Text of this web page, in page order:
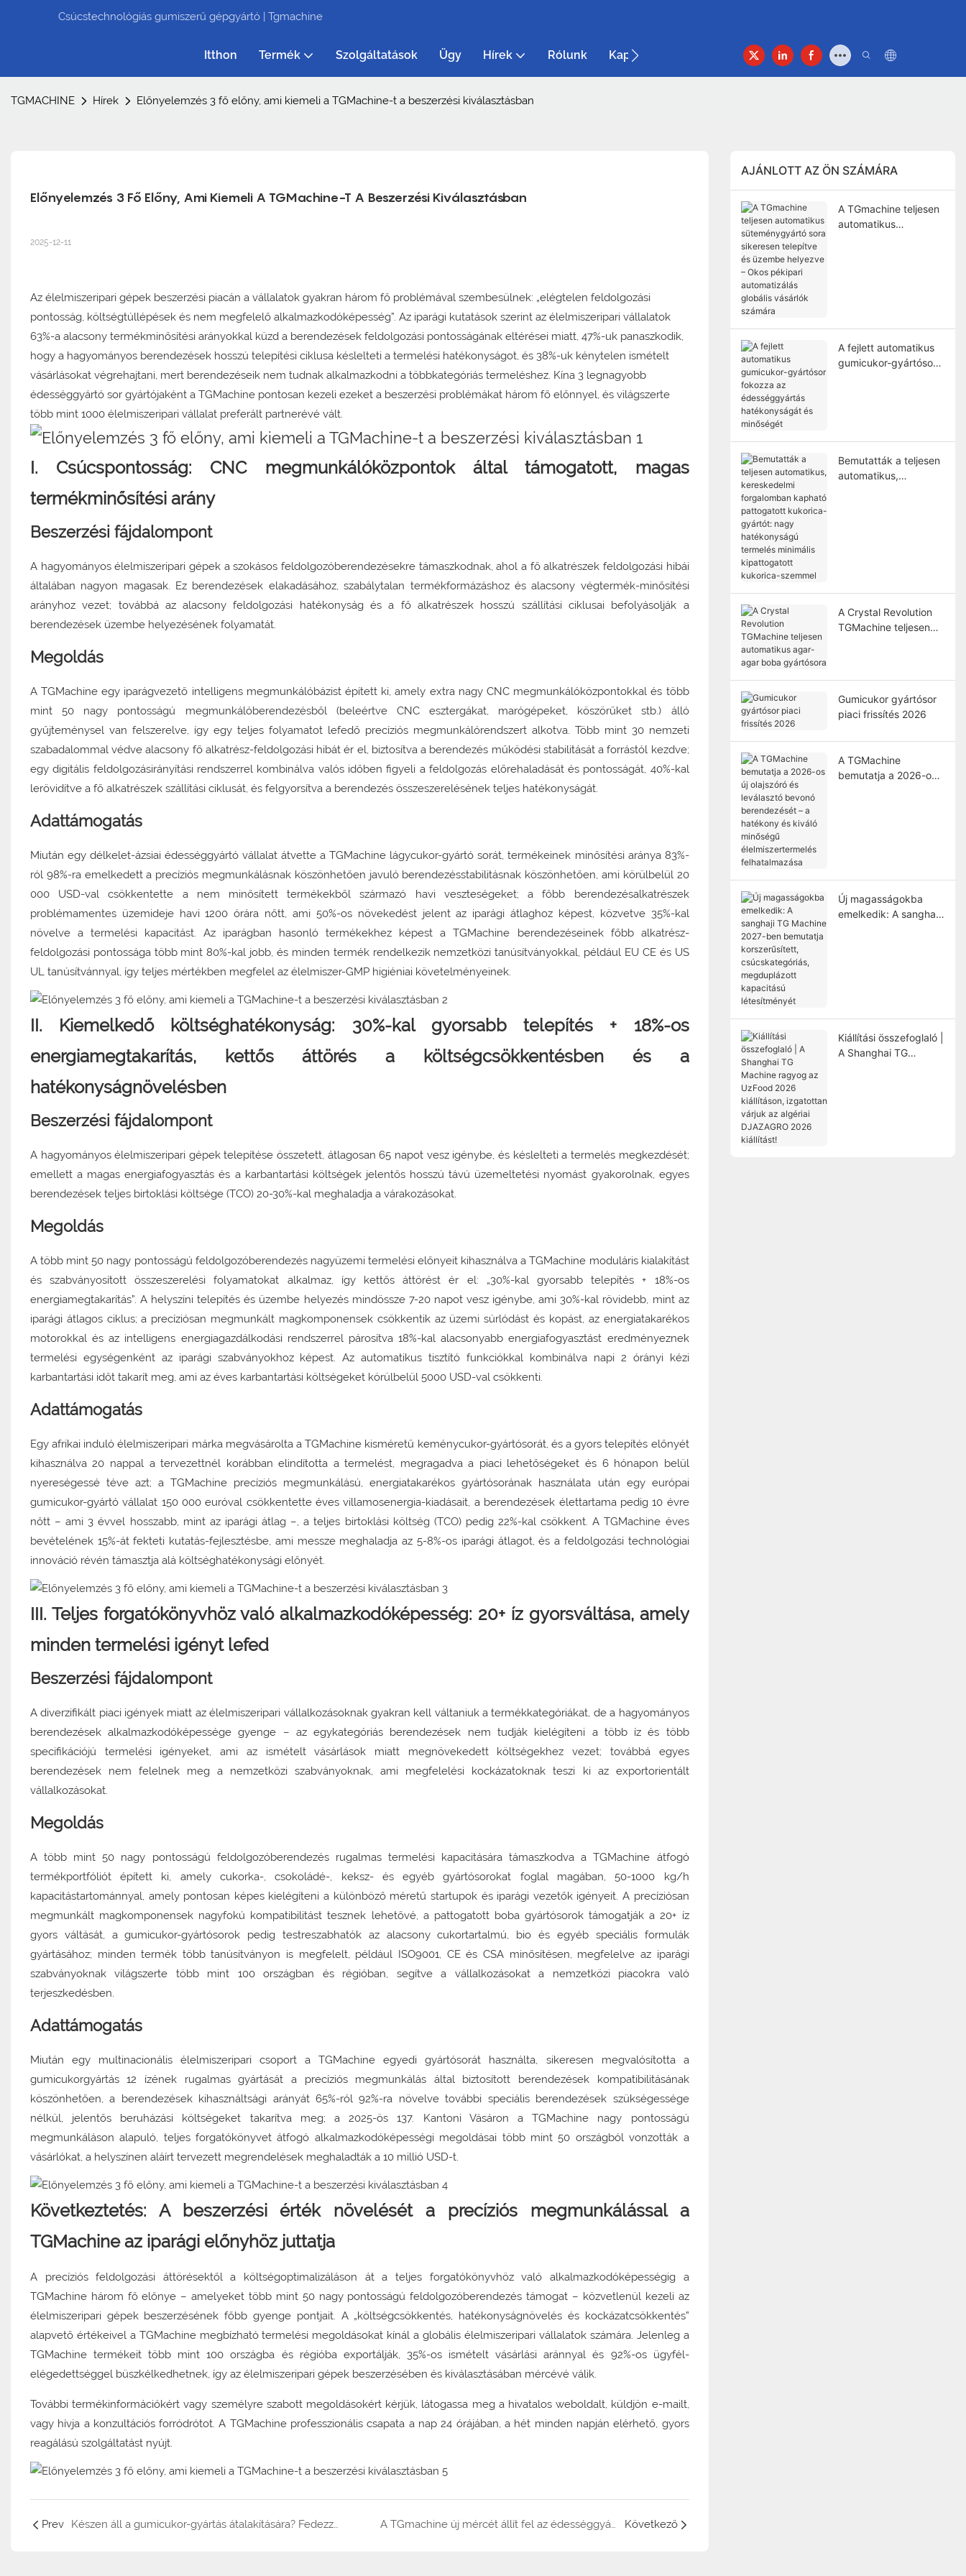
Csúcstechnológiás gumiszerű gépgyártó | Tgmachine
Itthon Termék Szolgáltatások Ügy Hírek Rólunk Kapcsolat
TGMACHINE Hírek Előnyelemzés 3 fő előny, ami kiemeli a TGMachine-t a beszerzési kiválasztásban
Előnyelemzés 3 Fő Előny, Ami Kiemeli A TGMachine-T A Beszerzési Kiválasztásban
2025-12-11
Az élelmiszeripari gépek beszerzési piacán a vállalatok gyakran három fő problémával szembesülnek: „elégtelen feldolgozási
pontosság, költségtúllépések és nem megfelelő alkalmazkodóképesség”. Az iparági kutatások szerint az élelmiszeripari vállalatok
63%-a alacsony termékminősítési arányokkal küzd a berendezések feldolgozási pontosságának eltérései miatt, 47%-uk panaszkodik,
hogy a hagyományos berendezések hosszú telepítési ciklusa késlelteti a termelési hatékonyságot, és 38%-uk kénytelen ismételt
vásárlásokat végrehajtani, mert berendezéseik nem tudnak alkalmazkodni a többkategóriás termeléshez. Kína 3 legnagyobb
édességgyártó sor gyártójaként a TGMachine pontosan kezeli ezeket a beszerzési problémákat három fő előnnyel, és világszerte
több mint 1000 élelmiszeripari vállalat preferált partnerévé vált.
I. Csúcspontosság: CNC megmunkálóközpontok által támogatott, magas
termékminősítési arány
Beszerzési fájdalompont
A hagyományos élelmiszeripari gépek a szokásos feldolgozóberendezésekre támaszkodnak, ahol a fő alkatrészek feldolgozási hibái
általában nagyon magasak. Ez berendezések elakadásához, szabálytalan termékformázáshoz és alacsony végtermék-minősítési
arányhoz vezet; továbbá az alacsony feldolgozási hatékonyság és a fő alkatrészek hosszú szállítási ciklusai befolyásolják a
berendezések üzembe helyezésének folyamatát.
Megoldás
A TGMachine egy iparágvezető intelligens megmunkálóbázist épített ki, amely extra nagy CNC megmunkálóközpontokkal és több
mint 50 nagy pontosságú megmunkálóberendezésből (beleértve CNC esztergákat, marógépeket, köszörűket stb.) álló
gyűjteménysel van felszerelve, így egy teljes folyamatot lefedő precíziós megmunkálórendszert alkotva. Több mint 30 nemzeti
szabadalommal védve alacsony fő alkatrész-feldolgozási hibát ér el, biztosítva a berendezés működési stabilitását a forrástól kezdve;
egy digitális feldolgozásirányítási rendszerrel kombinálva valós időben figyeli a feldolgozás előrehaladását és pontosságát, 40%-kal
lerövidítve a fő alkatrészek szállítási ciklusát, és felgyorsítva a berendezés összeszerelésének teljes hatékonyságát.
Adattámogatás
Miután egy délkelet-ázsiai édességgyártó vállalat átvette a TGMachine lágycukor-gyártó sorát, termékeinek minősítési aránya 83%-
ról 98%-ra emelkedett a precíziós megmunkálásnak köszönhetően javuló berendezésstabilitásnak köszönhetően, ami körülbelül 20
000 USD-val csökkentette a nem minősített termékekből származó havi veszteségeket; a főbb berendezésalkatrészek
problémamentes üzemideje havi 1200 órára nőtt, ami 50%-os növekedést jelent az iparági átlaghoz képest, közvetve 35%-kal
növelve a termelési kapacitást. Az iparágban hasonló termékekhez képest a TGMachine berendezéseinek főbb alkatrész-
feldolgozási pontossága több mint 80%-kal jobb, és minden termék rendelkezik nemzetközi tanúsítványokkal, például EU CE és US
UL tanúsítvánnyal, így teljes mértékben megfelel az élelmiszer-GMP higiéniai követelményeinek.
II. Kiemelkedő költséghatékonyság: 30%-kal gyorsabb telepítés + 18%-os
energiamegtakarítás, kettős áttörés a költségcsökkentésben és a
hatékonyságnövelésben
Beszerzési fájdalompont
A hagyományos élelmiszeripari gépek telepítése összetett, átlagosan 65 napot vesz igénybe, és késlelteti a termelés megkezdését;
emellett a magas energiafogyasztás és a karbantartási költségek jelentős hosszú távú üzemeltetési nyomást gyakorolnak, egyes
berendezések teljes birtoklási költsége (TCO) 20-30%-kal meghaladja a várakozásokat.
Megoldás
A több mint 50 nagy pontosságú feldolgozóberendezés nagyüzemi termelési előnyeit kihasználva a TGMachine moduláris kialakítást
és szabványosított összeszerelési folyamatokat alkalmaz, így kettős áttörést ér el: „30%-kal gyorsabb telepítés + 18%-os
energiamegtakarítás”. A helyszíni telepítés és üzembe helyezés mindössze 7-20 napot vesz igénybe, ami 30%-kal rövidebb, mint az
iparági átlagos ciklus; a precíziósan megmunkált magkomponensek csökkentik az üzemi súrlódást és kopást, az energiatakarékos
motorokkal és az intelligens energiagazdálkodási rendszerrel párosítva 18%-kal alacsonyabb energiafogyasztást eredményeznek
termelési egységenként az iparági szabványokhoz képest. Az automatikus tisztító funkciókkal kombinálva napi 2 órányi kézi
karbantartási időt takarít meg, ami az éves karbantartási költségeket körülbelül 5000 USD-val csökkenti.
Adattámogatás
Egy afrikai induló élelmiszeripari márka megvásárolta a TGMachine kisméretű keménycukor-gyártósorát, és a gyors telepítés előnyét
kihasználva 20 nappal a tervezettnél korábban elindította a termelést, megragadva a piaci lehetőségeket és 6 hónapon belül
nyereségessé téve azt; a TGMachine precíziós megmunkálású, energiatakarékos gyártósorának használata után egy európai
gumicukor-gyártó vállalat 150 000 euróval csökkentette éves villamosenergia-kiadásait, a berendezések élettartama pedig 10 évre
nőtt – ami 3 évvel hosszabb, mint az iparági átlag –, a teljes birtoklási költség (TCO) pedig 22%-kal csökkent. A TGMachine éves
bevételének 15%-át fekteti kutatás-fejlesztésbe, ami messze meghaladja az 5-8%-os iparági átlagot, és a feldolgozási technológiai
innováció révén támasztja alá költséghatékonysági előnyét.
III. Teljes forgatókönyvhöz való alkalmazkodóképesség: 20+ íz gyorsváltása, amely
minden termelési igényt lefed
Beszerzési fájdalompont
A diverzifikált piaci igények miatt az élelmiszeripari vállalkozásoknak gyakran kell váltaniuk a termékkategóriákat, de a hagyományos
berendezések alkalmazkodóképessége gyenge – az egykategóriás berendezések nem tudják kielégíteni a több íz és több
specifikációjú termelési igényeket, ami az ismételt vásárlások miatt megnövekedett költségekhez vezet; továbbá egyes
berendezések nem felelnek meg a nemzetközi szabványoknak, ami megfelelési kockázatoknak teszi ki az exportorientált
vállalkozásokat.
Megoldás
A több mint 50 nagy pontosságú feldolgozóberendezés rugalmas termelési kapacitására támaszkodva a TGMachine átfogó
termékportfóliót épített ki, amely cukorka-, csokoládé-, keksz- és egyéb gyártósorokat foglal magában, 50-1000 kg/h
kapacitástartománnyal, amely pontosan képes kielégíteni a különböző méretű startupok és iparági vezetők igényeit. A precíziósan
megmunkált magkomponensek nagyfokú kompatibilitást tesznek lehetővé, a pattogatott boba gyártósorok támogatják a 20+ íz
gyors váltását, a gumicukor-gyártósorok pedig testreszabhatók az alacsony cukortartalmú, bio és egyéb speciális formulák
gyártásához; minden termék több tanúsítványon is megfelelt, például ISO9001, CE és CSA minősítésen, megfelelve az iparági
szabványoknak világszerte több mint 100 országban és régióban, segítve a vállalkozásokat a nemzetközi piacokra való
terjeszkedésben.
Adattámogatás
Miután egy multinacionális élelmiszeripari csoport a TGMachine egyedi gyártósorát használta, sikeresen megvalósította a
gumicukorgyártás 12 ízének rugalmas gyártását a precíziós megmunkálás által biztosított berendezések kompatibilitásának
köszönhetően, a berendezések kihasználtsági arányát 65%-ról 92%-ra növelve további speciális berendezések szükségessége
nélkül, jelentős beruházási költségeket takarítva meg; a 2025-ös 137. Kantoni Vásáron a TGMachine nagy pontosságú
megmunkáláson alapuló, teljes forgatókönyvet átfogó alkalmazkodóképességi megoldásai több mint 50 országból vonzották a
vásárlókat, a helyszínen aláírt tervezett megrendelések meghaladták a 10 millió USD-t.
Következtetés: A beszerzési érték növelését a precíziós megmunkálással a
TGMachine az iparági előnyhöz juttatja
A precíziós feldolgozási áttörésektől a költségoptimalizáláson át a teljes forgatókönyvhöz való alkalmazkodóképességig a
TGMachine három fő előnye – amelyeket több mint 50 nagy pontosságú feldolgozóberendezés támogat – közvetlenül kezeli az
élelmiszeripari gépek beszerzésének főbb gyenge pontjait. A „költségcsökkentés, hatékonyságnövelés és kockázatcsökkentés”
alapvető értékeivel a TGMachine megbízható termelési megoldásokat kínál a globális élelmiszeripari vállalatok számára. Jelenleg a
TGMachine termékeit több mint 100 országba és régióba exportálják, 35%-os ismételt vásárlási aránnyal és 92%-os ügyfél-
elégedettséggel büszkélkedhetnek, így az élelmiszeripari gépek beszerzésében és kiválasztásában mércévé válik.
További termékinformációkért vagy személyre szabott megoldásokért kérjük, látogassa meg a hivatalos weboldalt, küldjön e-mailt,
vagy hívja a konzultációs forródrótot. A TGMachine professzionális csapata a nap 24 órájában, a hét minden napján elérhető, gyors
reagálású szolgáltatást nyújt.
Prev Készen áll a gumicukor-gyártás átalakítására? Fedezze fel a TGmachine nagy hatékonyságú, teljesen automatizált megoldásait! A TGmachine új mércét állít fel az édességgyártásban a teljesen automatizált, nagy hatékonyságú gumicukor-gyártósor elindításával Következő
AJÁNLOTT AZ ÖN SZÁMÁRA
A TGmachine teljesen
automatikus
A fejlett automatikus
gumicukor-gyártósor
Bemutatták a teljesen
automatikus,
kukorica-szemmel
A Crystal Revolution
TGMachine teljesen
Gumicukor gyártósor
piaci frissítés 2026
A TGMachine
bemutatja a 2026-os
felhatalmazása
Új magasságokba
emelkedik: A sanghaji
létesítményét
Kiállítási összefoglaló |
A Shanghai TG